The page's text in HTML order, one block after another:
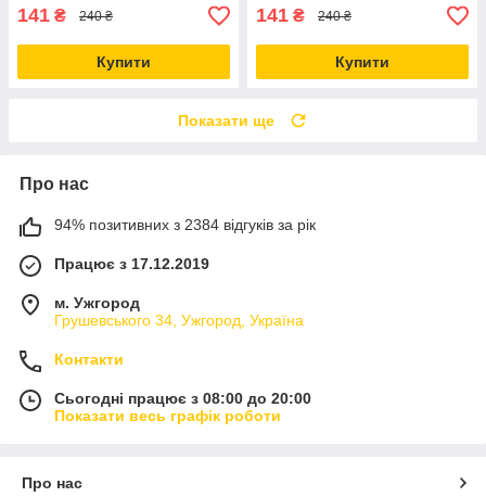
141 ₴ 240 ₴
Купити
141 ₴ 240 ₴
Купити
Показати ще
Про нас
94% позитивних з 2384 відгуків за рік
Працює з 17.12.2019
м. Ужгород
Грушевського 34, Ужгород, Україна
Контакти
Сьогодні працює з 08:00 до 20:00
Показати весь графік роботи
Про нас